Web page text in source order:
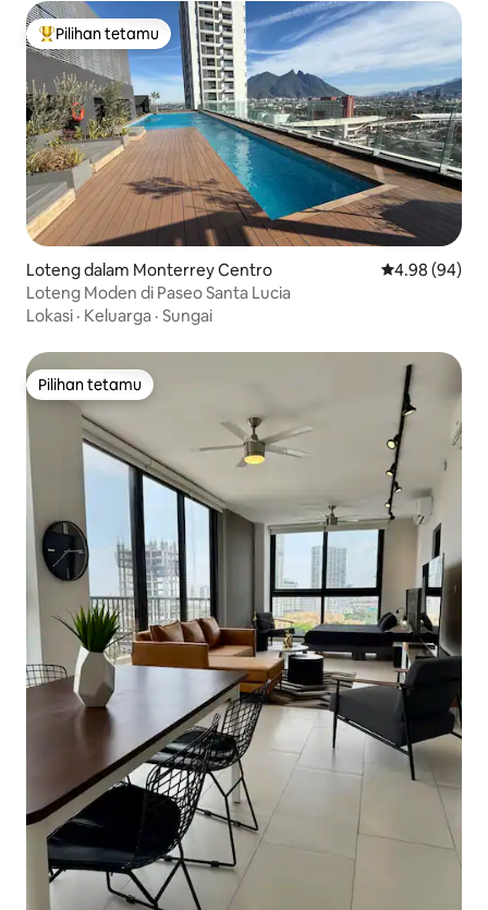
Pilihan utama tetamu
Pilihan tetamu
Loteng dalam Monterrey Centro Penarafan
4.98 (94)
Loteng Moden di Paseo Santa Lucia
Lokasi · Keluarga · Sungai
Pilihan tetamu
Pilihan tetamu